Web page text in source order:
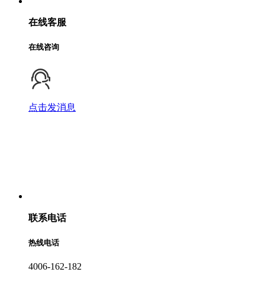
在线客服
在线咨询
点击发消息
联系电话
热线电话
4006-162-182